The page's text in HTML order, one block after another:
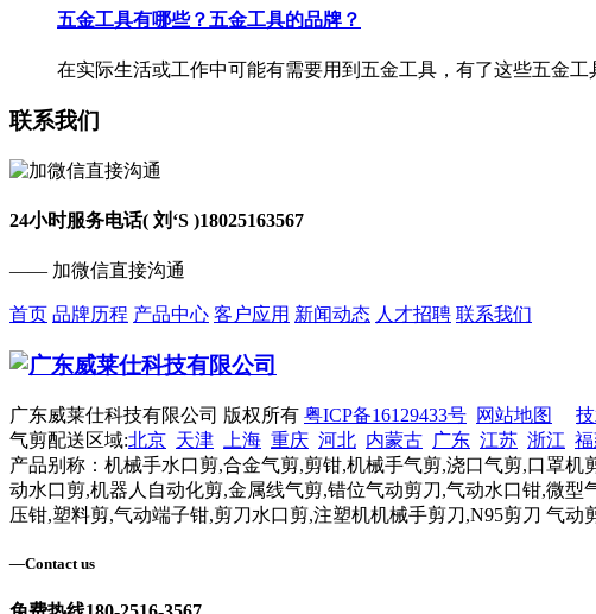
五金工具有哪些？五金工具的品牌？
在实际生活或工作中可能有需要用到五金工具，有了这些五金
联系我们
24小时服务电话( 刘‘S )18025163567
—— 加微信直接沟通
首页 品牌历程 产品中心 客户应用 新闻动态 人才招聘 联系我们
广东威莱仕科技有限公司 版权所有 粤ICP备16129433号 网站地图
气剪配送区域:北京 天津 上海 重庆 河北 内蒙古 广东 江苏 浙江
产品别称：机械手水口剪,合金气剪,剪钳,机械手气剪,浇口气剪,口罩
动水口剪,机器人自动化剪,金属线气剪,错位气动剪刀,气动水口钳,微
压钳,塑料剪,气动端子钳,剪刀水口剪,注塑机机械手剪刀,N95剪刀 气动
—Contact us